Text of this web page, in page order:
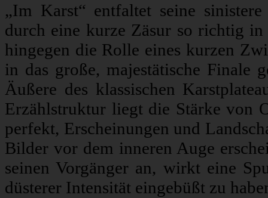
„Im Karst“ entfaltet seine
durch eine kurze Zäsur so richtig
hingegen die Rolle eines kurzen
in das große, majestätische Finale
Äußere des klassischen
Erzählstruktur liegt die Stärke von
perfekt, Erscheinungen und
Bilder vor dem inneren Auge
seinen Vorgänger an, wirkt eine
düsterer Intensität eingebüßt zu